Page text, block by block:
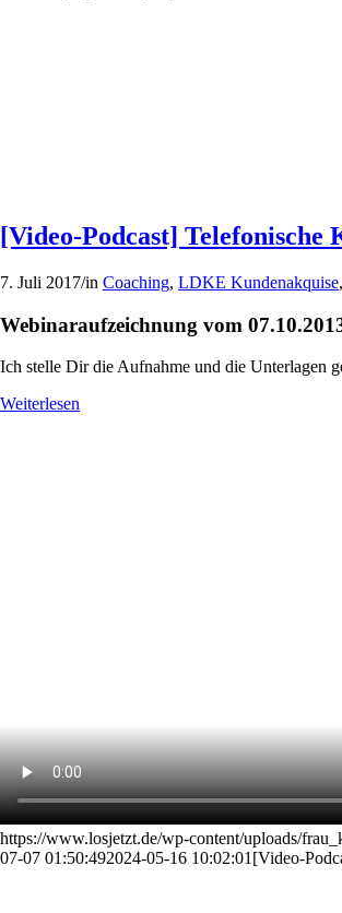
[Video-Podcast]
7. Juli 2017/in Coaching, LDKE Kundenakquise,
Webinaraufzeichnung vom
Ich stelle Dir die Aufnahme und die Unterlagen
Weiterlesen
https://www.losjetzt.de/wp-content/uploads/
07-07 01:50:492024-05-16 10:02:01 [Video-